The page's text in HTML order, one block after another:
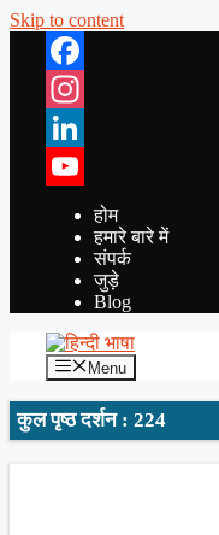
Skip to content
Facebook
Instagram
LinkedIn
YouTube
होम
हमारे बारे में
संपर्क
जुड़े
Blog
Menu
कुल पृष्ठ दर्शन : 224